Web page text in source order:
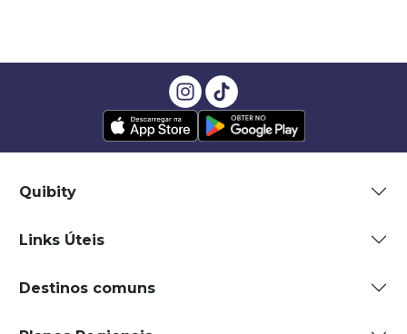
Quibity
Links Úteis
Destinos comuns